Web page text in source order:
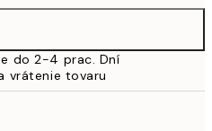
do 2-4 prac. Dní
vrátenie tovaru